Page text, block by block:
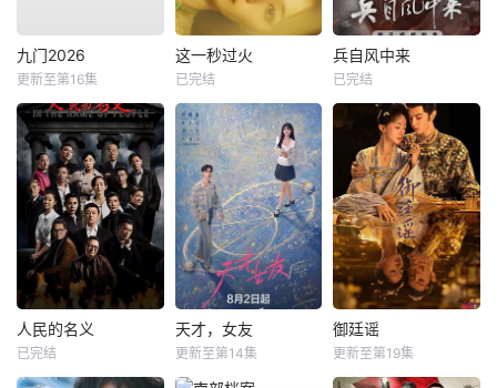
九门2026
更新至第16集
这一秒过火
已完结
兵自风中来
已完结
人民的名义
已完结
天才，女友
更新至第14集
御廷谣
更新至第19集